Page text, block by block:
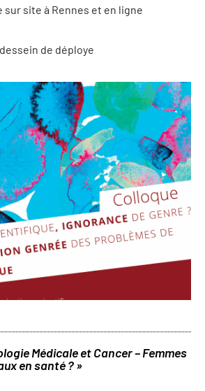
site à Rennes et en ligne
de déploye
Médicale et Cancer – Femmes
en santé ? »